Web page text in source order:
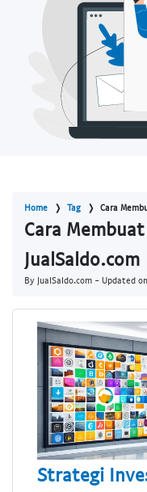
Home Tag Cara
Cara
JualSaldo.com
By JualSaldo.com - Updated on
Strategi